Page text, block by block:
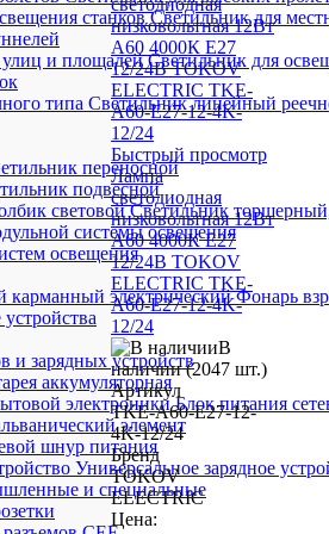
Светильник для
Светильник для
Светильник линейный
переносной
подвесной
Светильник
системы освещения
освещения
Фонарь
и зарядных устройств
аккумуляторная
Блок питания
элемент
шнур питания
Универсальное зарядное
и специальные
Быстрый просмотр
Лампа
светодиодная
низковольтная 12Вт
А60 4000К Е27
12/24В TOKOV
ELECTRIC TKE-
A60-E27-12-4K-
12/24
В
наличии (2047 шт.)
Артикул
TKE-A60-E27-12-
4K-12/24
Бренд
TOKOV
ELECTRIC
Цена: